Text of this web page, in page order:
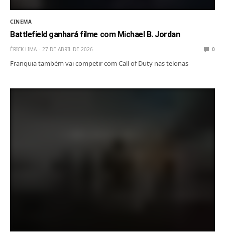
CINEMA
Battlefield ganhará filme com Michael B. Jordan
ÉRICK LIMA 27 DE ABRIL DE 2026 0
Franquia também vai competir com Call of Duty nas telonas